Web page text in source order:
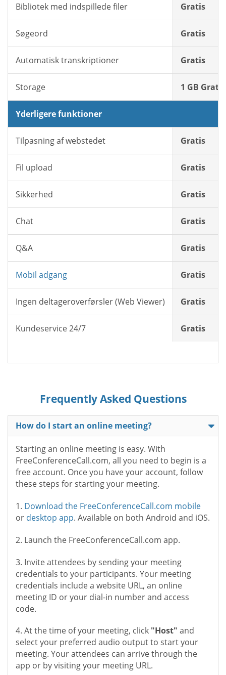
Bibliotek med indspillede filer Gratis
Søgeord Gratis
Automatisk transkriptioner Gratis
Storage 1 GB Gratis
Yderligere funktioner
Tilpasning af webstedet Gratis
Fil upload Gratis
Sikkerhed Gratis
Chat Gratis
Q&A Gratis
Mobil adgang Gratis
Ingen deltageroverførsler (Web Viewer) Gratis
Kundeservice 24/7 Gratis
Frequently Asked Questions
How do I start an online meeting?
Starting an online meeting is easy. With
FreeConferenceCall.com, all you need to begin is a
free account. Once you have your account, follow
these steps for starting your meeting.
1. Download the FreeConferenceCall.com mobile
or desktop app. Available on both Android and iOS.
2. Launch the FreeConferenceCall.com app.
3. Invite attendees by sending your meeting
credentials to your participants. Your meeting
credentials include a website URL, an online
meeting ID or your dial-in number and access
code.
4. At the time of your meeting, click "Host" and
select your preferred audio output to start your
meeting. Your attendees can arrive through the
app or by visiting your meeting URL.